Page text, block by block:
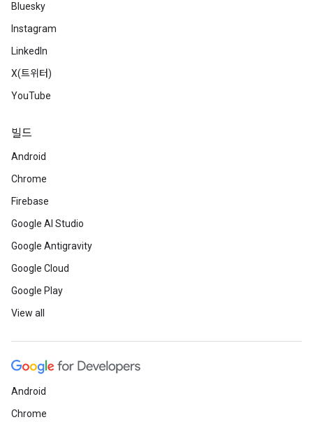
Bluesky
Instagram
LinkedIn
X(트위터)
YouTube
빌드
Android
Chrome
Firebase
Google AI Studio
Google Antigravity
Google Cloud
Google Play
View all
Android
Chrome